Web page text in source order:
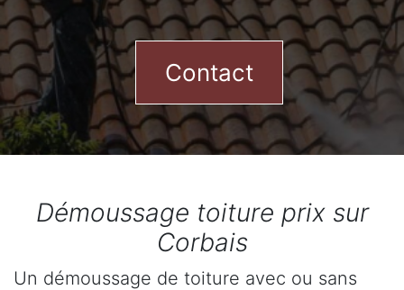
Contact
Démoussage toiture prix sur
Corbais
Un démoussage de toiture avec ou sans